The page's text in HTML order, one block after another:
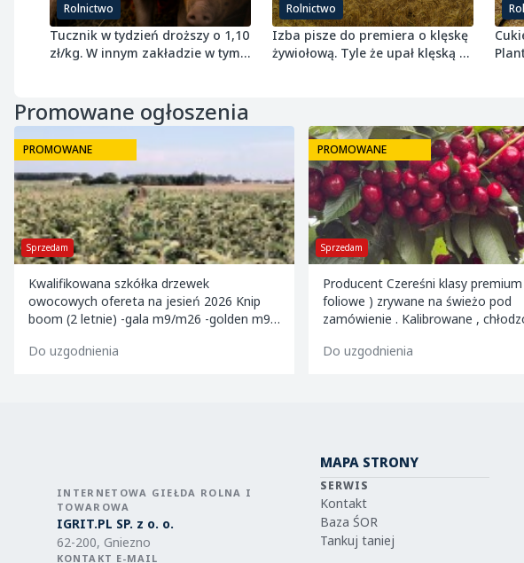
Rolnictwo
Tucznik w tydzień droższy o 1,10
zł/kg. W innym zakładzie w tym
Rolnictwo
Izba pisze do premiera o klęskę
żywiołową. Tyle że upał klęską w
Promowane ogłoszenia
Sprzedam
PROMOWANE
Producent Czereśni klasy premium ( tunele
foliowe ) zrywane na świeżo pod
zamówienie . Kalibrowane , chłodzone i
Do uzgodnienia
Sprzedam
PROMOWANE
Sprzedam młodą pietruszkę.
Do uzgodnienia
INTERNETOWA GIEŁDA ROLNA I
TOWAROWA
IGRIT.PL SP. z o. o.
62-200, Gniezno
KONTAKT E-MAIL
MAPA STRONY
SERWIS
Kontakt
Baza ŚOR
Tankuj taniej